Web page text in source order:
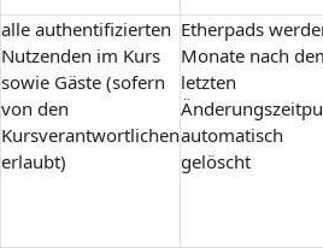
alle authentifizierten
Nutzenden im Kurs
sowie Gäste (sofern
von den
Kursverantwortlichen
erlaubt)
Etherpads
Monate nach
letzten
automatisch
gelöscht